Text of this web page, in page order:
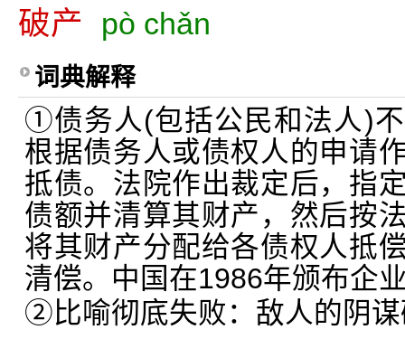
破产 pò chǎn
词典解释
①债务人(包括公民和法人)
根据债务人或债权人的申请
抵债。法院作出裁定后，指
债额并清算其财产，然后按
将其财产分配给各债权人抵
清偿。中国在1986年颁布企
②比喻彻底失败：敌人的阴